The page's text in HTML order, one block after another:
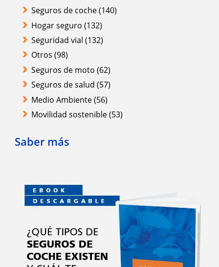
Seguros de coche(140)
Hogar seguro (132)
Seguridad vial (132)
Otros (98)
Seguros de moto (62)
Seguros de salud (57)
Medio Ambiente(56)
Movilidad sostenible(53)
Saber más